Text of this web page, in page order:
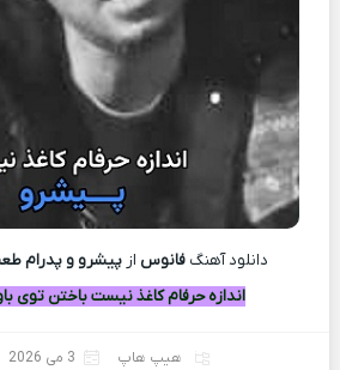
دانلود آهنگ فانوس از پیشرو و پدرام
اندازه حرفام کاغذ نیست باختن توی
هیپ هاپ 3 می 2026